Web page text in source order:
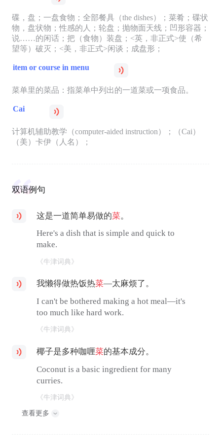
碟，盘；一盘食物；全部餐具（the dishes）；菜肴；碟状
物，盘状物；性感的人；轮盘；抛物面天线；凹形容器；
说……的闲话；把（食物）装盘；<英，非正式>使（希
望等）破灭；<美，非正式>闲谈；成盘形；
item or course in menu
菜单里的菜品：指菜单中列出的一道菜或一项食品。
Cai
计算机辅助教学（computer-aided instruction）；（Cai）
（美）卡伊（人名）；
双语例句
这是一道简单易做的菜。
Here's a dish that is simple and quick to
make.
《牛津词典》
我懒得做热饭热菜—太麻烦了。
I can't be bothered making a hot meal—it's
too much like hard work.
《牛津词典》
椰子是多种咖喱菜的基本成分。
Coconut is a basic ingredient for many
curries.
《牛津词典》
查看更多